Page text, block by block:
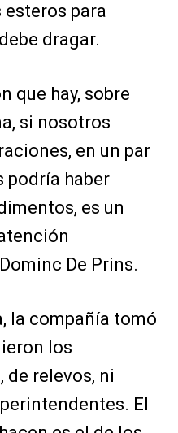
esteros para
dragar.
que hay, sobre
si nosotros
en un par
podría haber
es un
De Prins.
la compañía tomó
los
de relevos, ni
El